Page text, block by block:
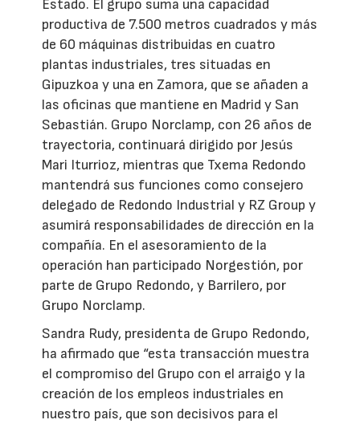
Estado. El grupo suma una capacidad
productiva de 7.500 metros cuadrados y más
de 60 máquinas distribuidas en cuatro
plantas industriales, tres situadas en
Gipuzkoa y una en Zamora, que se añaden a
las oficinas que mantiene en Madrid y San
Sebastián. Grupo Norclamp, con 26 años de
trayectoria, continuará dirigido por Jesús
Mari Iturrioz, mientras que Txema Redondo
mantendrá sus funciones como consejero
delegado de Redondo Industrial y RZ Group y
asumirá responsabilidades de dirección en la
compañía. En el asesoramiento de la
operación han participado Norgestión, por
parte de Grupo Redondo, y Barrilero, por
Grupo Norclamp.
Sandra Rudy, presidenta de Grupo Redondo,
ha afirmado que “esta transacción muestra
el compromiso del Grupo con el arraigo y la
creación de los empleos industriales en
nuestro país, que son decisivos para el